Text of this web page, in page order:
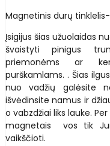
Magnetinis durų
Įsigijus šias užuolaidas
švaistyti pinigus
priemonėms ar
purškamlams. . Šias
nuo vadžių galėsite
išvėdinsite namus ir
o vabzdžiai liks lauke.
magnetais vos tik
vaikščioti.